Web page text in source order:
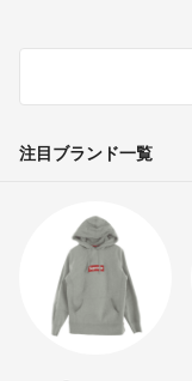
注目ブランド一覧